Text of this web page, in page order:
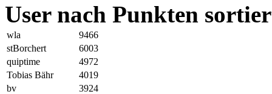
User nach Punkten
wla
9466
stBorchert
6003
quiptime
4972
Tobias Bähr
4019
bv
3924